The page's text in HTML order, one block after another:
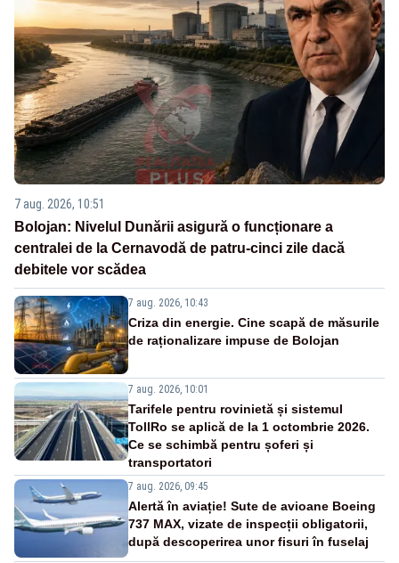
7 aug. 2026, 10:51
Bolojan: Nivelul Dunării asigură o funcționare a
centralei de la Cernavodă de patru-cinci zile dacă
debitele vor scădea
7 aug. 2026, 10:43
Criza din energie. Cine scapă de măsurile
de raționalizare impuse de Bolojan
7 aug. 2026, 10:01
Tarifele pentru rovinietă și sistemul
TollRo se aplică de la 1 octombrie 2026.
Ce se schimbă pentru șoferi și
transportatori
7 aug. 2026, 09:45
Alertă în aviație! Sute de avioane Boeing
737 MAX, vizate de inspecții obligatorii,
după descoperirea unor fisuri în fuselaj